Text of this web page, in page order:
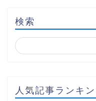
検索
人気記事ランキ